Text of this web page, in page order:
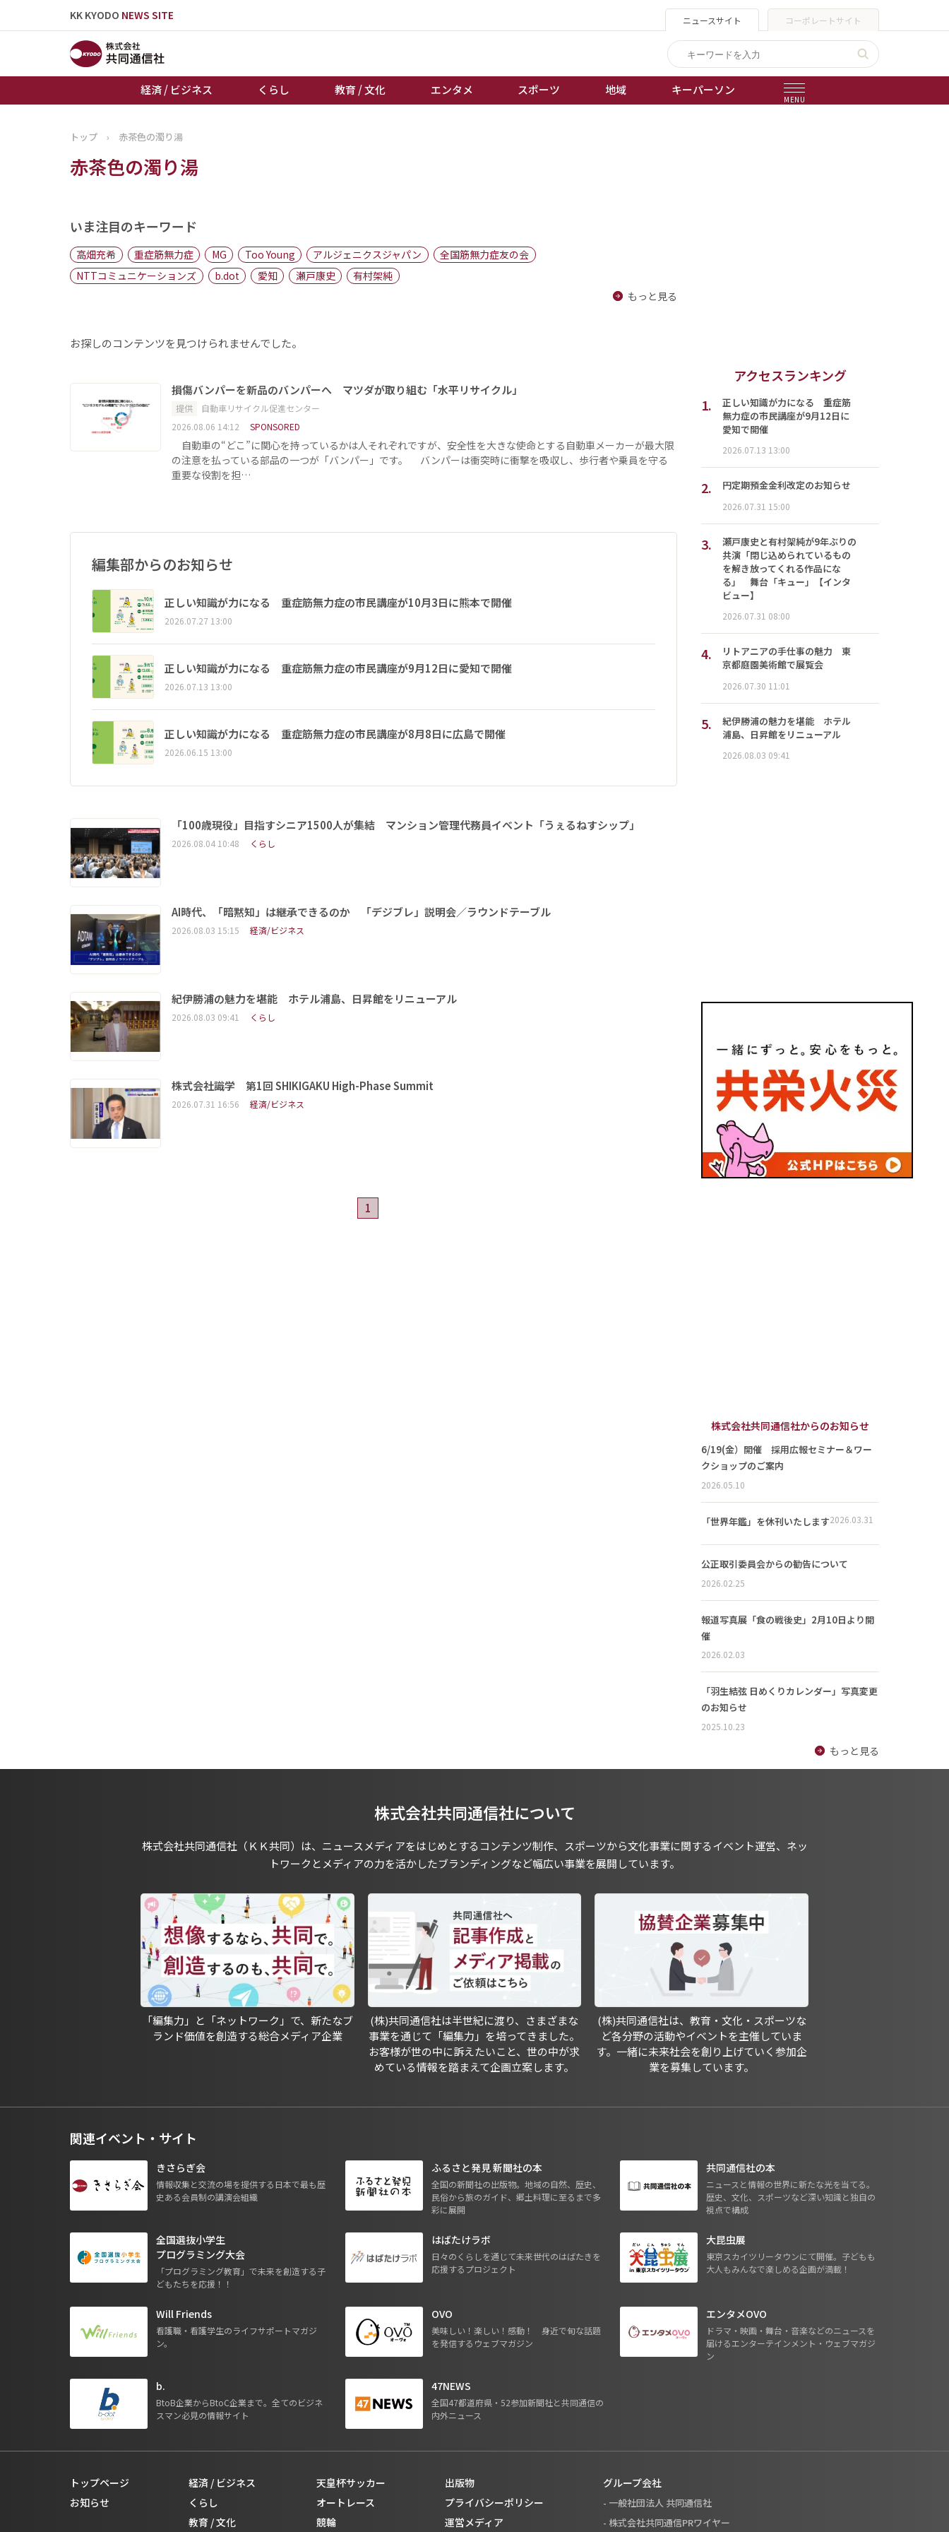
KK KYODO NEWS SITE ニュースサイト コーポレートサイト
経済 / ビジネス くらし 教育 / 文化 エンタメ スポーツ 地域 キーパーソン
MENU
トップページ
お知らせ
地域
キーパーソン
棋王戦
トップ › 赤茶色の濁り湯
赤茶色の濁り湯
いま注目のキーワード
高畑充希 重症筋無力症 MG Too Young アルジェニクスジャパン
全国筋無力症友の会
NTTコミュニケーションズ
b.dot 愛知 瀬戸康史
有村架純
もっと見る
お探しのコンテンツを見つけられませんでした。
損傷バンパーを新品のバンパーへ マツダが取り組む「水平リサイクル」
提供
自動車リサイクル促進センター
2026.08.06 14:12
SPONSORED
自動車の“どこ”に関心を持っているかは人それぞれですが、安全性を大きな使命とする自動車メーカーが最大限
の注意を払っている部品の一つが「バンパー」です。 バンパーは衝突時に衝撃を吸収し、歩行者や乗員を守る
重要な役割を担…
編集部からのお知らせ
正しい知識が力になる 重症筋無力症の市民講座が10月3日に熊本で開催
2026.07.27 13:00
正しい知識が力になる 重症筋無力症の市民講座が9月12日に愛知で開催
2026.07.13 13:00
正しい知識が力になる 重症筋無力症の市民講座が8月8日に広島で開催
2026.06.15 13:00
「100歳現役」目指すシニア1500人が集結 マンション管理代務員イベント「うぇるねすシップ」
2026.08.04 10:48 くらし
AI時代、「暗黙知」は継承できるのか 「デジブレ」説明会／ラウンドテーブル
2026.08.03 15:15 経済/ビジネス
紀伊勝浦の魅力を堪能 ホテル浦島、日昇館をリニューアル
2026.08.03 09:41 くらし
株式会社識学 第1回 SHIKIGAKU High-Phase Summit
2026.07.31 16:56 経済/ビジネス
1
アクセスランキング
1.
正しい知識が力になる 重症筋
無力症の市民講座が9月12日に
愛知で開催
2026.07.13 13:00
2. 円定期預金金利改定のお知らせ
2026.07.31 15:00
3.
瀬戸康史と有村架純が9年ぶりの
共演「閉じ込められているもの
を解き放ってくれる作品にな
る」 舞台「キュー」【インタ
ビュー】
2026.07.31 08:00
4.
リトアニアの手仕事の魅力 東
京都庭園美術館で展覧会
2026.07.30 11:01
5.
紀伊勝浦の魅力を堪能 ホテル
浦島、日昇館をリニューアル
2026.08.03 09:41
株式会社共同通信社からのお知らせ
6/19(金）開催 採用広報セミナー＆ワー
クショップのご案内
2026.05.10
「世界年鑑」を休刊いたします2026.03.31
公正取引委員会からの勧告について
2026.02.25
報道写真展「食の戦後史」2月10日より開
催
2026.02.03
「羽生結弦 日めくりカレンダー」写真変更
のお知らせ
2025.10.23
もっと見る
株式会社共同通信社について
株式会社共同通信社（ＫＫ共同）は、ニュースメディアをはじめとするコンテンツ制作、スポーツから文化事業に関するイベント運営、ネッ
トワークとメディアの力を活かしたブランディングなど幅広い事業を展開しています。
「編集力」と「ネットワーク」で、新たなブ
ランド価値を創造する総合メディア企業
(株)共同通信社は半世紀に渡り、さまざまな
事業を通じて「編集力」を培ってきました。
お客様が世の中に訴えたいこと、世の中が求
めている情報を踏まえて企画立案します。
(株)共同通信社は、教育・文化・スポーツな
ど各分野の活動やイベントを主催していま
す。一緒に未来社会を創り上げていく参加企
業を募集しています。
関連イベント・サイト
きさらぎ会
情報収集と交流の場を提供する日本で最も歴
史ある会員制の講演会組織
ふるさと発見 新聞社の本
全国の新聞社の出版物。地域の自然、歴史、
民俗から旅のガイド、郷土料理に至るまで多
彩に展開
共同通信社の本
ニュースと情報の世界に新たな光を当てる。
歴史、文化、スポーツなど深い知識と独自の
視点で構成
全国選抜小学生
プログラミング大会
「プログラミング教育」で未来を創造する子
どもたちを応援！！
はばたけラボ
日々のくらしを通じて未来世代のはばたきを
応援するプロジェクト
大昆虫展
東京スカイツリータウンにて開催。子どもも
大人もみんなで楽しめる企画が満載！
Will Friends
看護職・看護学生のライフサポートマガジ
ン。
OVO
美味しい！楽しい！感動！ 身近で旬な話題
を発信するウェブマガジン
エンタメOVO
ドラマ・映画・舞台・音楽などのニュースを
届けるエンターテインメント・ウェブマガジ
ン
b.
BtoB企業からBtoC企業まで。全てのビジネ
スマン必見の情報サイト
47NEWS
全国47都道府県・52参加新聞社と共同通信の
内外ニュース
トップページ
お知らせ
経済 / ビジネス
くらし
教育 / 文化
天皇杯サッカー
オートレース
競輪
出版物
プライバシーポリシー
運営メディア
グループ会社
- 一般社団法人 共同通信社
- 株式会社共同通信PRワイヤー